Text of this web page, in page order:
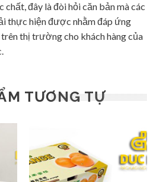
chất, đây là đòi hỏi căn bản mà các
thực hiện được nhằm đáp ứng
thị trường cho khách hàng của
TƯƠNG TỰ